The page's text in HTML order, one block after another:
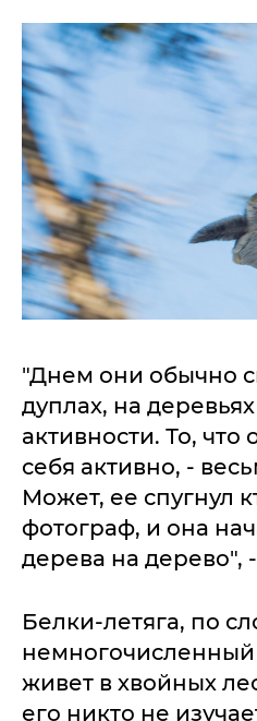
"Днем они обычно
дуплах, на
активности. То, что
себя активно, -
Может, ее спугнул
фотограф, и она
дерева на дерево",
Белки-летяга, по
немногочисленный
живет в хвойных
его никто не